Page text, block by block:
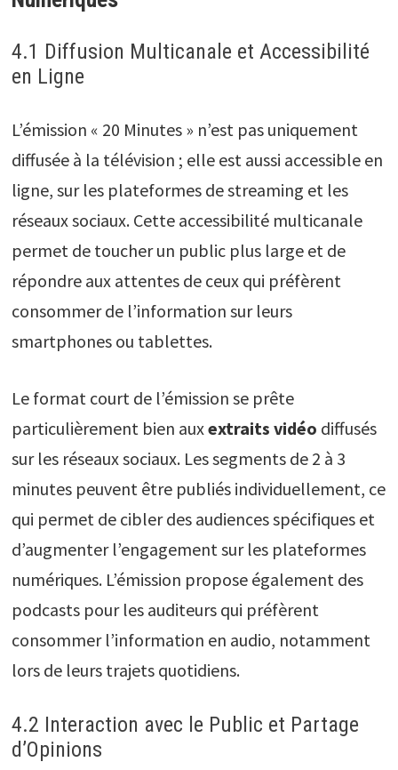
4.1 Diffusion Multicanale et Accessibilité
en Ligne
L’émission « 20 Minutes » n’est pas uniquement
diffusée à la télévision ; elle est aussi accessible en
ligne, sur les plateformes de streaming et les
réseaux sociaux. Cette accessibilité multicanale
permet de toucher un public plus large et de
répondre aux attentes de ceux qui préfèrent
consommer de l’information sur leurs
smartphones ou tablettes.
Le format court de l’émission se prête
particulièrement bien auxextraits vidéo diffusés
sur les réseaux sociaux. Les segments de 2 à 3
minutes peuvent être publiés individuellement, ce
qui permet de cibler des audiences spécifiques et
d’augmenter l’engagement sur les plateformes
numériques. L’émission propose également des
podcasts pour les auditeurs qui préfèrent
consommer l’information en audio, notamment
lors de leurs trajets quotidiens.
4.2 Interaction avec le Public et Partage
d’Opinions